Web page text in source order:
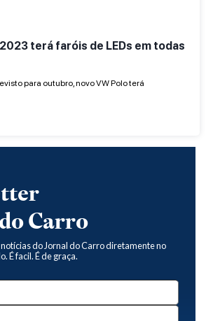
terá faróis de LEDs em todas
para outubro, novo VW Polo terá
Carro
do Jornal do Carro diretamente no
É facil. É de graça.